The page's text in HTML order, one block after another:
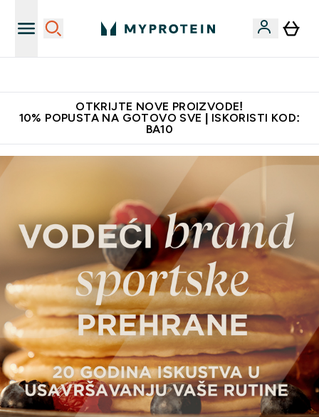
OTKRIJTE NOVE PROIZVODE!
10% POPUSTA NA GOTOVO SVE | ISKORISTI KOD:
BA10